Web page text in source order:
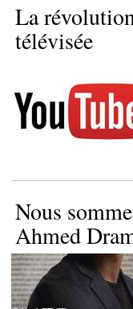
La
télévisée
Nous
Ahmed